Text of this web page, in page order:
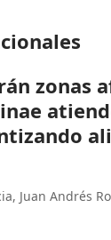
zonas
Juan Andrés